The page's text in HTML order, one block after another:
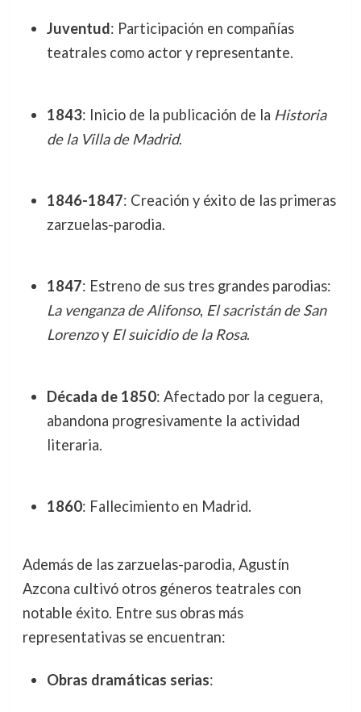
Juventud: Participación en compañías
teatrales como actor y representante.
1843: Inicio de la publicación de la Historia
de la Villa de Madrid.
1846-1847: Creación y éxito de las primeras
zarzuelas-parodia.
1847: Estreno de sus tres grandes parodias:
La venganza de Alifonso, El sacristán de San
Lorenzoy El suicidio de la Rosa.
Década de 1850: Afectado por la ceguera,
abandona progresivamente la actividad
literaria.
1860: Fallecimiento en Madrid.
Además de las zarzuelas-parodia, Agustín
Azcona cultivó otros géneros teatrales con
notable éxito. Entre sus obras más
representativas se encuentran:
Obras dramáticas serias: